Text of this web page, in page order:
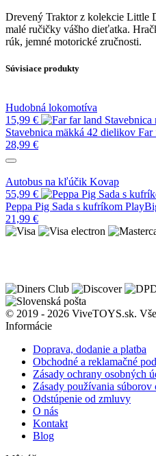
Drevený Traktor z kolekcie Little
malé ručičky vášho dieťatka.
rúk, jemné motorické zručnosti.
Súvisiace produkty
Hudobná lokomotíva
15,99 €
Stavebnica mäkká 42 dielikov Far
28,99 €
Autobus na kľúčik Kovap
55,99 €
Peppa Pig Sada s kufríkom
21,99 €
© 2019 - 2026 ViveTOYS.sk.
Informácie
Doprava, dodanie a platba
Obchodné a reklamačné
Zásady ochrany osobných
Zásady používania súborov
Odstúpenie od zmluvy
O nás
Kontakt
Blog